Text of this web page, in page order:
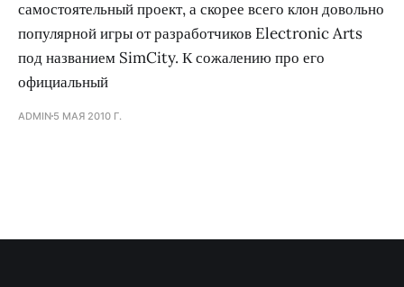
самостоятельный проект, а скорее всего клон довольно
популярной игры от разработчиков Electronic Arts
под названием SimCity. К сожалению про его
официальный
ADMIN 5 МАЯ 2010 Г.